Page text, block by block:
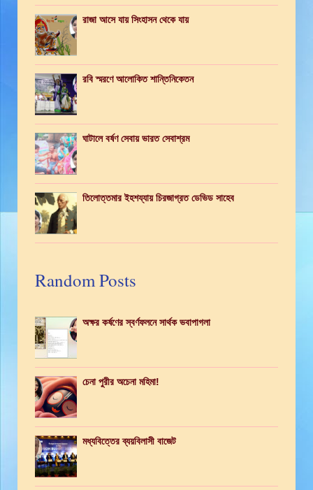
রাজা আসে যায় সিংহাসন থেকে যায়
রবি স্মরণে আলোকিত শান্তিনিকেতন
ঘাটালে বর্ষণ সেবায় ভারত সেবাশ্রম
তিলোত্তমার ইহশয্যায় চিরজাগ্রত ডেভিড সাহেব
Random Posts
অক্ষর কর্ষণের স্বর্ণফলনে সার্থক ভবাপাগলা
চেনা পুরীর অচেনা মহিমা!
মধ্যবিত্তের ব্যয়বিলাসী বাজেট